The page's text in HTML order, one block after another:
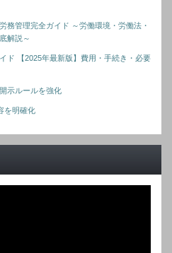
務管理完全ガイド ～労働環境・労働法・
解説～
ド 【2025年最新版】費用・手続き・必要
示ルールを強化
を明確化